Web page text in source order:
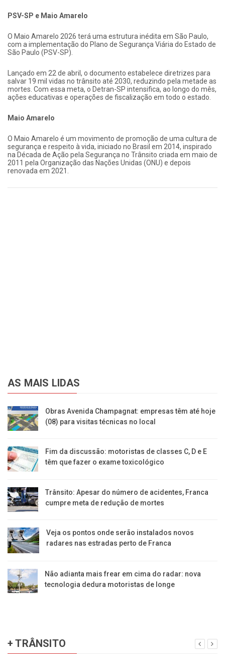
PSV-SP e Maio Amarelo
O Maio Amarelo 2026 terá uma estrutura inédita em São Paulo,
com a implementação do Plano de Segurança Viária do Estado de
São Paulo (PSV-SP).
Lançado em 22 de abril, o documento estabelece diretrizes para
salvar 19 mil vidas no trânsito até 2030, reduzindo pela metade as
mortes. Com essa meta, o Detran-SP intensifica, ao longo do mês,
ações educativas e operações de fiscalização em todo o estado.
Maio Amarelo
O Maio Amarelo é um movimento de promoção de uma cultura de
segurança e respeito à vida, iniciado no Brasil em 2014, inspirado
na Década de Ação pela Segurança no Trânsito criada em maio de
2011 pela Organização das Nações Unidas (ONU) e depois
renovada em 2021.
AS MAIS LIDAS
Obras Avenida Champagnat: empresas têm até hoje
(08) para visitas técnicas no local
Fim da discussão: motoristas de classes C, D e E
têm que fazer o exame toxicológico
Trânsito: Apesar do número de acidentes, Franca
cumpre meta de redução de mortes
Veja os pontos onde serão instalados novos
radares nas estradas perto de Franca
Não adianta mais frear em cima do radar: nova
tecnologia dedura motoristas de longe
+ TRÂNSITO